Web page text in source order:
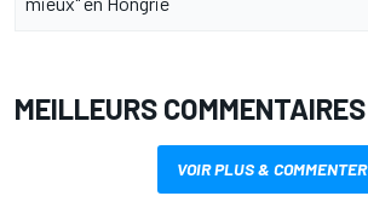
MEILLEURS COMMENTAIRES
VOIR PLUS & COMMENTER